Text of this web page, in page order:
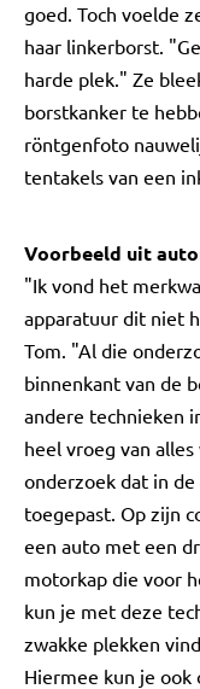
goed. Toch voelde
haar linkerborst.
harde plek." Ze
borstkanker te
röntgenfoto
tentakels van een
Voorbeeld uit
"Ik vond het
apparatuur dit niet
Tom. "Al die
binnenkant van de
andere technieken
heel vroeg van
onderzoek dat in
toegepast. Op zijn
een auto met een
motorkap die voor
kun je met deze
zwakke plekken
Hiermee kun je ook